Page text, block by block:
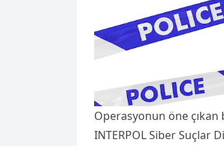
Operasyonun öne
INTERPOL Siber Suçlar